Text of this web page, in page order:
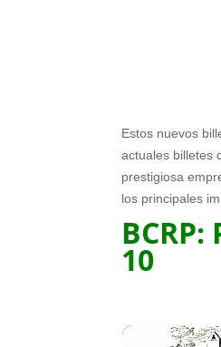
Estos nuevos
actuales billetes
prestigiosa
los principales
10